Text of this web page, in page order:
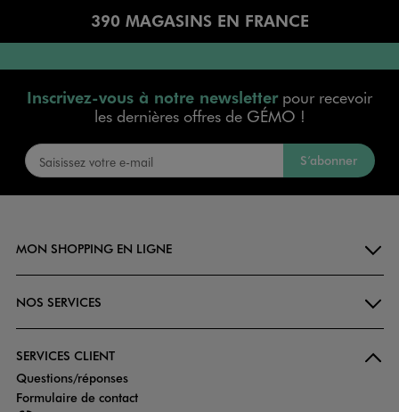
390 MAGASINS EN FRANCE
Inscrivez-vous à notre newsletterpour recevoir
les dernières offres de GÉMO !
S’abonner
MON SHOPPING EN LIGNE
NOS SERVICES
SERVICES CLIENT
Questions/réponses
Formulaire de contact